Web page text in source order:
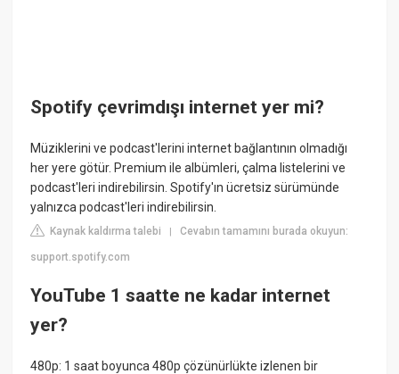
Spotify çevrimdışı internet yer mi?
Müziklerini ve podcast'lerini internet bağlantının olmadığı
her yere götür. Premium ile albümleri, çalma listelerini ve
podcast'leri indirebilirsin. Spotify'ın ücretsiz sürümünde
yalnızca podcast'leri indirebilirsin.
Kaynak kaldırma talebi |Cevabın tamamını burada okuyun:
support.spotify.com
YouTube 1 saatte ne kadar internet
yer?
480p: 1 saat boyunca 480p çözünürlükte izlenen bir